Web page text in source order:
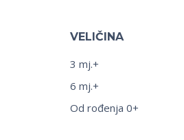
VELIČINA
3 mj.+
6 mj.+
Od rođenja 0+